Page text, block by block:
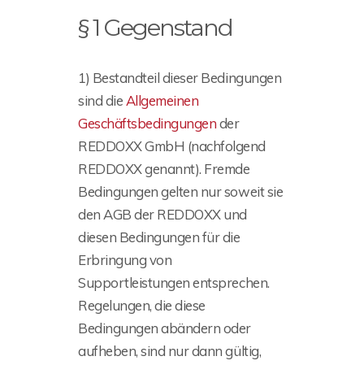
§ 1 Gegenstand
1) Bestandteil dieser Bedingungen
sind die Allgemeinen
Geschäftsbedingungender
REDDOXX GmbH (nachfolgend
REDDOXX genannt). Fremde
Bedingungen gelten nur soweit sie
den AGB der REDDOXX und
diesen Bedingungen für die
Erbringung von
Supportleistungen entsprechen.
Regelungen, die diese
Bedingungen abändern oder
aufheben, sind nur dann gültig,